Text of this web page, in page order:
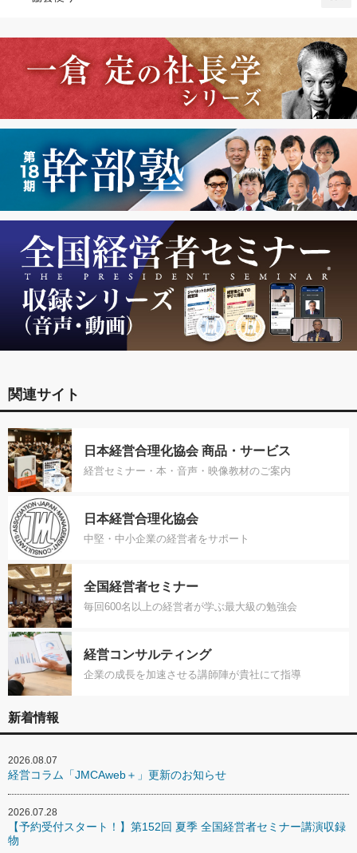
関連サイト
日本経営合理化協会 商品・サービス
経営セミナー・本・音声・映像教材のご案内
日本経営合理化協会
中堅・中小企業の経営者をサポート
全国経営者セミナー
毎回600名以上の経営者が学ぶ最大級の勉強会
経営コンサルティング
企業の成長を加速させる講師陣が貴社にて指導
新着情報
2026.08.07
経営コラム「JMCAweb＋」更新のお知らせ
2026.07.28
【予約受付スタート！】第152回 夏季 全国経営者セミナー講演収録
物